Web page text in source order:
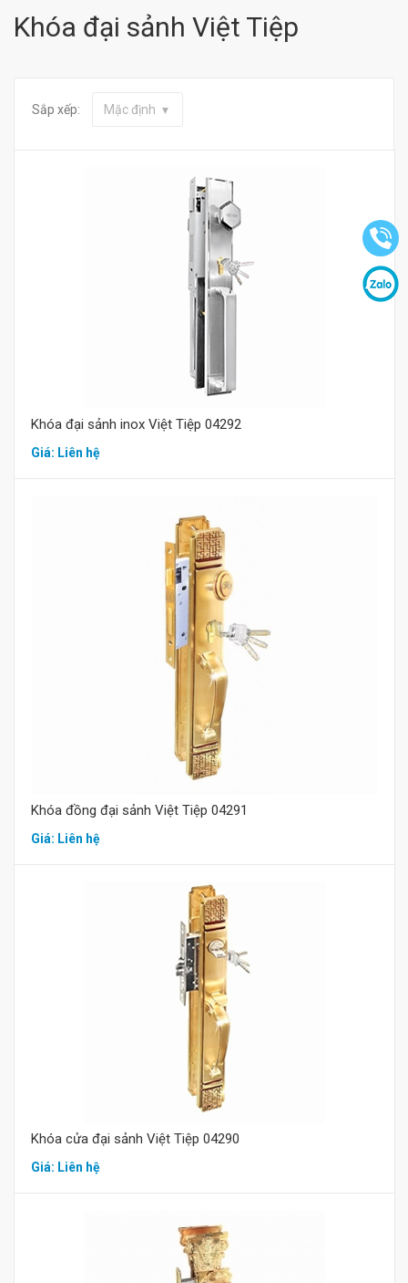
Khóa đại sảnh Việt Tiệp
Sắp xếp: Mặc định
Mua hàng
Khóa đại sảnh inox Việt Tiệp 04292
Giá: Liên hệ
Mua hàng
Khóa đồng đại sảnh Việt Tiệp 04291
Giá: Liên hệ
Mua hàng
Khóa cửa đại sảnh Việt Tiệp 04290
Giá: Liên hệ